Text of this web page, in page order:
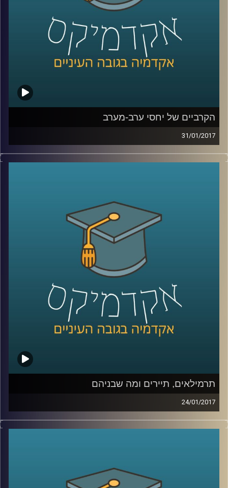
הישראליות הותיקות – "קול ודממה", "בת שבע",
"בת דור", "מחול ענבל", "להקת המחול
הקיבוצית" ונוספות? מי שרדה, מי לוטשה, מי
אבדה ומה יכול השינוי ללמד אותנו?
הקרביים של יחסי ערב-מערב
31/01/2017
שתי תיאוריות עיקריות התנגשו זו בזו ותיארו, כל
הציוויליזציות", יש יכנו אותן התיאוריה
האופטימית וזו הפסימית, מגיעות לעבר הכרעה.
דוקטור עופר ישראלי נכנס לקרביים של יחסי
ערב-מערב, מימי ממשל בוש הבן עד אובמה,
כולל השאלות המסעירות בעקבות בחירת העם
האמריקאי בנשיא טראמפ.
קרדיט תמונות:AudioVersity
תרמילאים, תיירים ומה שבניהם
24/01/2017
תופעת התרמילאות משתנה עם השנים. כנראה
אנושות. התרמילאות המשיכה כאידיאולוגיה
ואורח חיים, ומאז מאפייניה הטשטשו, ועם